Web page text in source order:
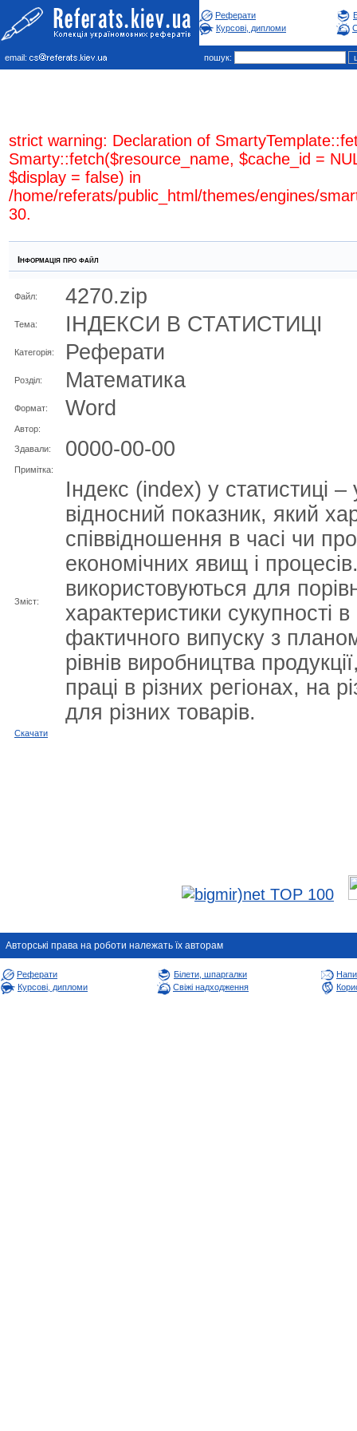
Реферати
Курсові, дипломи
email: пошук:
strict warning: Declaration of
Smarty::fetch($resource_name, $cache_id =
$display = false) in
/home/referats/public_html/themes/engines/
30.
Інформація про файл
Файл: 4270.zip
Тема: ІНДЕКСИ В СТАТИСТИЦІ
Категорія: Реферати
Розділ: Математика
Формат: Word
Автор:
Здавали: 0000-00-00
Примітка:
Зміст:
Індекс (index) у статистиці
відносний показник, який
співвідношення в часі чи
економічних явищ і
використовуються для
характеристики сукупності
фактичного випуску з
рівнів виробництва
праці в різних регіонах, на
для різних товарів.
Cкачати
Авторськi права на роботи належать їх авторам
Реферати Білети, шпаргалки
Курсові, дипломи
Свіжі надходження